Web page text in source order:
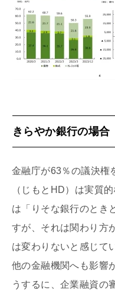
きらやか銀行の場合
金融庁が63％の議決権
（じもとHD）は実質
は「りそな銀行のとき
すが、それは関わり方
は変わりないと感じて
他の金融機関へも影響
うするに、企業融資の